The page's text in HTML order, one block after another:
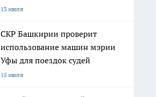
13 июля
СКР Башкирии проверит
использование машин мэрии
Уфы для поездок судей
15 июля